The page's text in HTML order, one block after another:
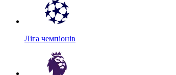
Ліга чемпіонів